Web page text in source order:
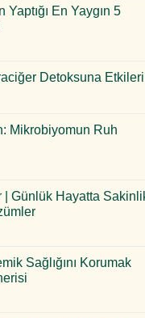
En Yaygın 5
Detoksuna Etkileri
Mikrobiyomun Ruh
| Günlük Hayatta
Sağlığını Korumak